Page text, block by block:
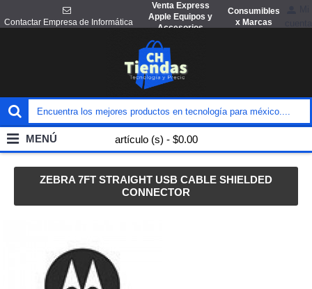
Contactar Empresa de Informática
Venta Express
Apple Equipos y
Accesorios
Consumibles
x Marcas
artículo (s) - $0.00
MENÚ
ZEBRA 7FT STRAIGHT USB CABLE SHIELDED
CONNECTOR